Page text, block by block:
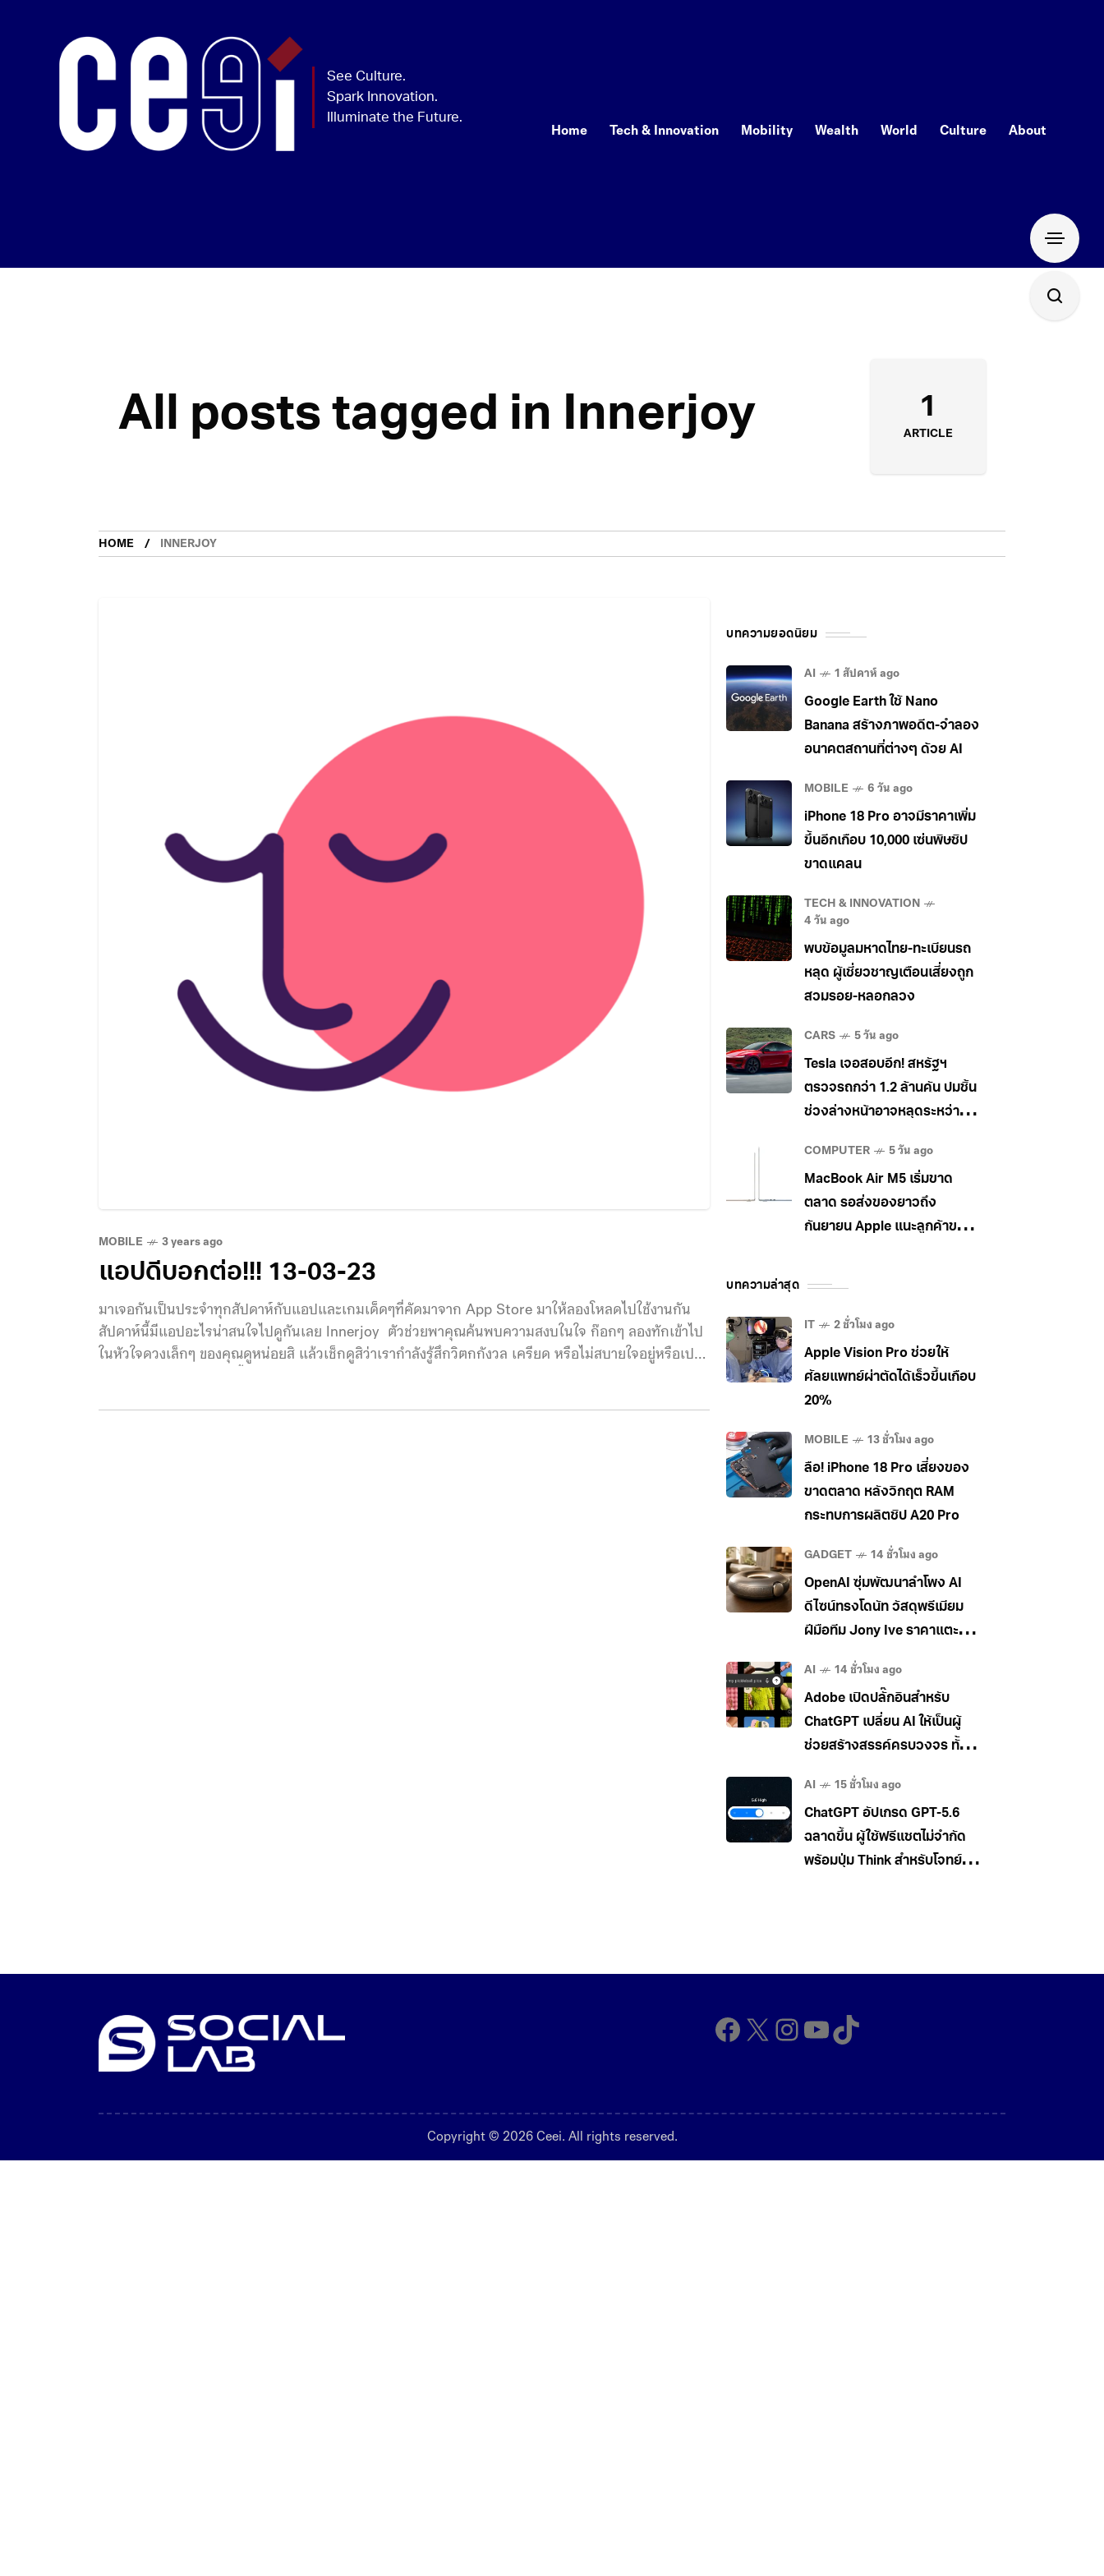
Home Tech & Innovation Mobility Wealth World Culture About
All posts tagged in Innerjoy 1
ARTICLE
HOME INNERJOY
MOBILE 3 years ago
แอปดีบอกต่อ!!! 13-03-23
มาเจอกันเป็นประจำทุกสัปดาห์กับแอปและเกมเด็ดๆที่คัดมาจาก App Store มาให้ลองโหลดไปใช้งานกัน
สัปดาห์นี้มีแอปอะไรน่าสนใจไปดูกันเลย Innerjoy ตัวช่วยพาคุณค้นพบความสงบในใจ ก๊อกๆ ลองทักเข้าไป
ในหัวใจดวงเล็กๆ ของคุณดูหน่อยสิ แล้วเช็กดูสิว่าเรากำลังรู้สึกวิตกกังวล เครียด หรือไม่สบายใจอยู่หรือเปล่า
บทความยอดนิยม
AI 1 สัปดาห์ ago
Google Earth ใช้ Nano
Banana สร้างภาพอดีต-จำลอง
อนาคตสถานที่ต่างๆ ด้วย AI
MOBILE 6 วัน ago
iPhone 18 Pro อาจมีราคาเพิ่ม
ขึ้นอีกเกือบ 10,000 เซ่นพิษชิป
ขาดแคลน
TECH & INNOVATION
4 วัน ago
พบข้อมูลมหาดไทย-ทะเบียนรถ
หลุด ผู้เชี่ยวชาญเตือนเสี่ยงถูก
สวมรอย-หลอกลวง
CARS 5 วัน ago
Tesla เจอสอบอีก! สหรัฐฯ
ตรวจรถกว่า 1.2 ล้านคัน ปมชิ้น
ช่วงล่างหน้าอาจหลุดระหว่าง
COMPUTER 5 วัน ago
MacBook Air M5 เริ่มขาด
ตลาด รอส่งของยาวถึง
กันยายน Apple แนะลูกค้าขยับ
บทความล่าสุด
IT 2 ชั่วโมง ago
Apple Vision Pro ช่วยให้
ศัลยแพทย์ผ่าตัดได้เร็วขึ้นเกือบ
20%
MOBILE 13 ชั่วโมง ago
ลือ! iPhone 18 Pro เสี่ยงของ
ขาดตลาด หลังวิกฤต RAM
กระทบการผลิตชิป A20 Pro
GADGET 14 ชั่วโมง ago
OpenAI ซุ่มพัฒนาลำโพง AI
ดีไซน์ทรงโดนัท วัสดุพรีเมียม
ฝีมือทีม Jony Ive ราคาแตะ
AI 14 ชั่วโมง ago
Adobe เปิดปลั๊กอินสำหรับ
ChatGPT เปลี่ยน AI ให้เป็นผู้
ช่วยสร้างสรรค์ครบวงจร ทั้ง
AI 15 ชั่วโมง ago
ChatGPT อัปเกรด GPT-5.6
ฉลาดขึ้น ผู้ใช้ฟรีแชตไม่จำกัด
พร้อมปุ่ม Think สำหรับโจทย์
Facebook
X Instagram
YouTube
TikTok
Copyright © 2026 Ceei. All rights reserved.